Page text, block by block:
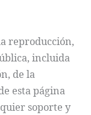
reproducción,
incluida
de la
esta página
soporte y